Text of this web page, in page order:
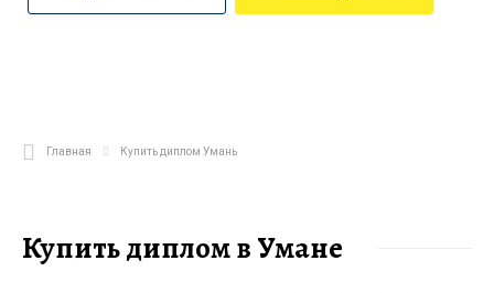
Главная Купить диплом Умань
Купить диплом в Умане